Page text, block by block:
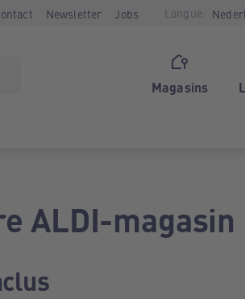
Newsletter Jobs Langue:
Magasins
ALDI-magasin